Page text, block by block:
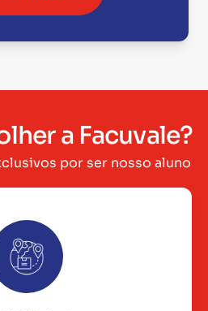
a Facuvale?
por ser nosso aluno